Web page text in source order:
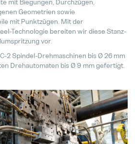
Pollmann startet Tech-Day-Format
15. Dezember 2025
Pollmann & MAXXOM auf der IAA
27. August 2025
21. August 2025
Matthias Haider ist neuer CFO
24. Juli 2025
Geometrien sowie
mit Punktzügen. Mit der
Technologie bereiten wir diese Stanz-
vor.
2 Spindel-Drehmaschinen bis Ø 26 mm
Drehautomaten bis Ø 9 mm gefertigt.